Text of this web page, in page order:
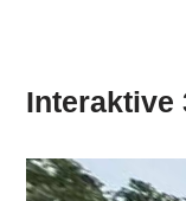
Interaktive